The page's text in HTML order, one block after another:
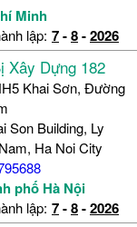
Minh
lập: 7-8-2026
Xây Dựng 182
Khai Sơn, Đường
Son Building, Ly
Ha Noi City
phố Hà Nội
lập: 7-8-2026